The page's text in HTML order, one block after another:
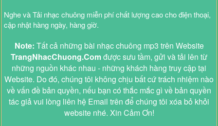
Nghe và Tải nhạc chuông miễn phí chất lượng cao cho điện thoại,
cập nhật hàng ngày, hàng giờ.
Note: Tất cả những bài nhạc chuông mp3 trên Website
TrangNhacChuong.Comđược sưu tầm, gửi và tải lên từ
những nguồn khác nhau - những khách hàng truy cập tại
Website. Do đó, chúng tôi không chịu bất cứ trách nhiệm nào
về vấn đề bản quyền, nếu bạn có thắc mắc gì về bản quyền
tác giả vui lòng liên hệ Email trên để chúng tôi xóa bỏ khỏi
website nhé. Xin Cảm Ơn!